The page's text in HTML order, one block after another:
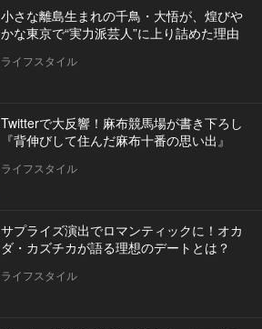
小さな離島生まれの千鳥・大悟が、煌びや
かな東京で“実力派芸人”に上り詰めた理由
ライフスタイル
Twitterで大反響！麻布競馬場が書き下ろし
『背伸びして住んだ麻布十番の思い出』
ライフスタイル
サプライズ演出でロマンティックに！オカ
ダ・カズチカが語る理想のデートとは？
ライフスタイル